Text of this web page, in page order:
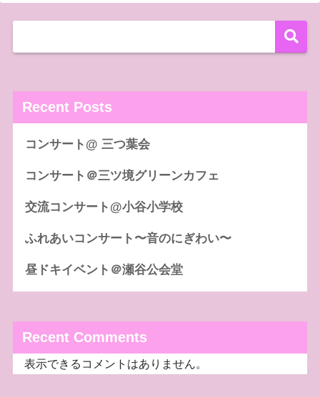
Recent Posts
コンサート@ 三つ葉会
コンサート＠三ツ境グリーンカフェ
交流コンサート@小谷小学校
ふれあいコンサート〜音のにぎわい〜
昼ドキイベント＠瀬谷公会堂
Recent Comments
表示できるコメントはありません。